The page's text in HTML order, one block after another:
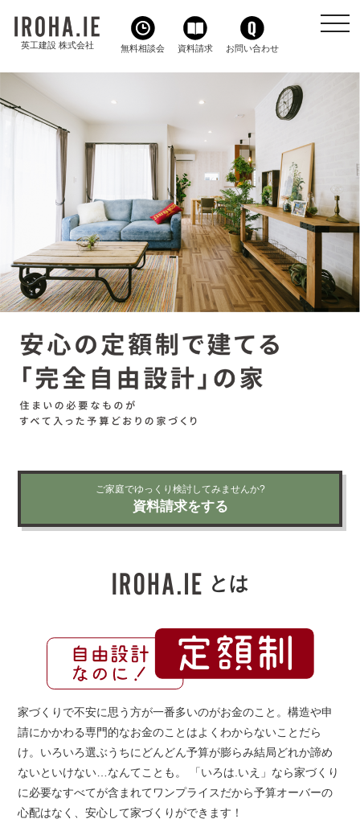
英工建設 株式会社 無料相談会 資料請求 お問い合わせ
ご家庭でゆっくり検討してみませんか?
資料請求をする
とは
家づくりで不安に思う方が一番多いのがお金のこと。構造や申
請にかかわる専門的なお金のことはよくわからないことだら
け。いろいろ選ぶうちにどんどん予算が膨らみ結局どれか諦め
ないといけない…なんてことも。 「いろは.いえ」なら家づくり
に必要なすべてが含まれてワンプライスだから予算オーバーの
心配はなく、安心して家づくりができます！